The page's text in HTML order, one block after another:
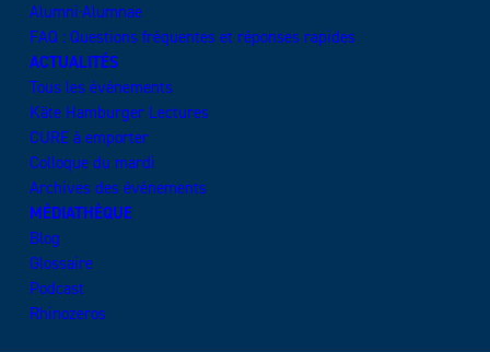
Alumni·Alumnae
FAQ : Questions fréquentes et réponses rapides
ACTUALITÉS
Tous les événements
Käte Hamburger Lectures
CURE à emporter
Colloque du mardi
Archives des événements
MÉDIATHÈQUE
Blog
Glossaire
Podcast
Rhinozeros